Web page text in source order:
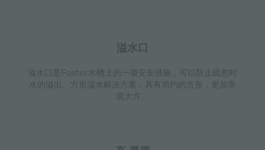
溢水口
溢水口是Foster水槽上的一项安全措施，可以防止疏忽时
水的溢出。方形溢水解决方案，具有简约的方形，更加美
观大方。